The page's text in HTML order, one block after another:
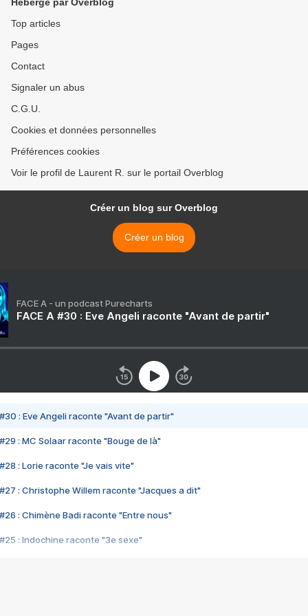
Top articles
Pages
Contact
Signaler un abus
C.G.U.
Cookies et données personnelles
Préférences cookies
Voir le profil de Laurent R. sur le portail Overblog
Créer un blog sur Overblog
Créer un blog
FACE A - un podcast Purecharts
FACE A #30 : Eve Angeli raconte "Avant de partir"
#30 : Eve Angeli raconte "Avant de partir"
#29 : MC Solaar raconte "Bouge de là"
#28 : Lorie raconte "Je vais vite"
#27 : Christophe Willem raconte "Jacques a dit"
#26 : Chimène Badi raconte "Entre nous"
#25 : Indochine raconte "3e sexe"